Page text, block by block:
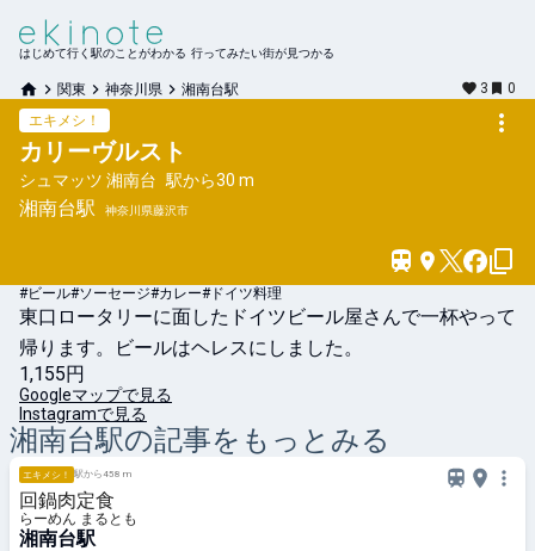
はじめて行く駅のことがわかる 行ってみたい街が見つかる
関東 神奈川県 湘南台駅 3
0
エキメシ！
カリーヴルスト
シュマッツ 湘南台 駅から30 m
湘南台駅 神奈川県藤沢市
#ビール#ソーセージ#カレー#ドイツ料理
東口ロータリーに面したドイツビール屋さんで一杯やって
帰ります。ビールはヘレスにしました。
1,155円
Googleマップで見る
Instagramで見る
湘南台駅の記事をもっとみる
エキメシ！ 駅から458 m
回鍋肉定食
らーめん まるとも
湘南台駅